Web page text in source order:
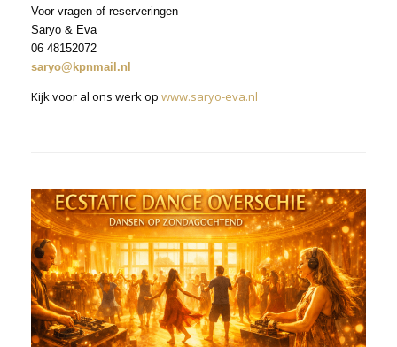
Voor vragen of reserveringen
Saryo & Eva
06 48152072
saryo@kpnmail.nl
Kijk voor al ons werk op www.saryo-eva.nl